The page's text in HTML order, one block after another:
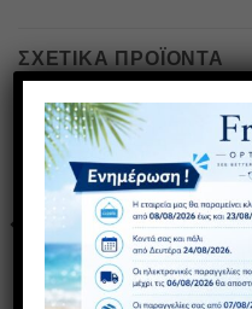
ΣΧΕΤΙΚΆ ΠΡΟΪΌΝΤΑ
Πρόσθήκη
στην λίστα
επιθυμιών